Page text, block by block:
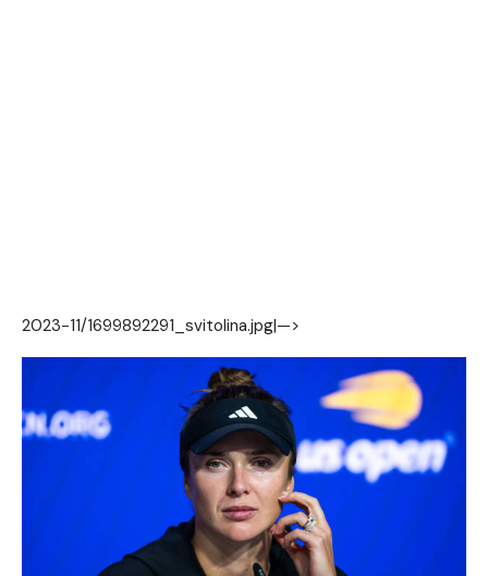
2023-11/1699892291_svitolina.jpg|—>